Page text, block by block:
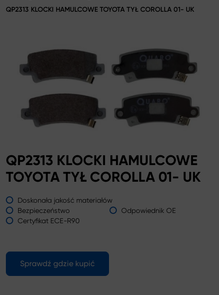
QP2313 KLOCKI HAMULCOWE TOYOTA TYŁ COROLLA 01- UK
QP2313 KLOCKI HAMULCOWE
TOYOTA TYŁ COROLLA 01- UK
Doskonała jakość materiałów
Bezpieczeństwo
Odpowiednik OE
Certyfikat ECE-R90
Sprawdź gdzie kupić